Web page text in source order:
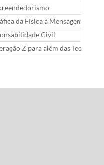
da Física à Mensagem
Civil
Z para além das